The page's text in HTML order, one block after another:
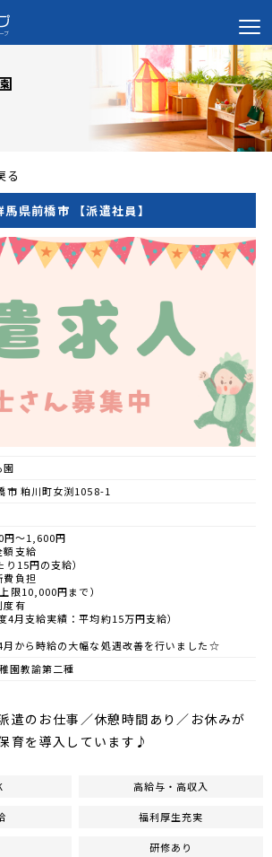
る
馬県前橋市 【派遣社員】
園
市 粕川町女渕1058-1
円～1,600円
支給
り15円の支給）
負担
限10,000円まで）
有
4月支給実績：平均約15万円支給）
から時給の大幅な処遇改善を行いました☆
園教諭第二種
遣のお仕事／休憩時間あり／お休みが
育を導入しています♪
高給与・高収入
福利厚生充実
研修あり